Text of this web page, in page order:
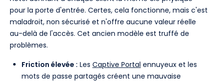
pour la porte d'entrée. Certes, cela fonctionne, mais c'est
maladroit, non sécurisé et n'offre aucune valeur réelle
au-delà de l'accès. Cet ancien modèle est truffé de
problèmes.
Friction élevée : Les Captive Portal ennuyeux et les
mots de passe partagés créent une mauvaise